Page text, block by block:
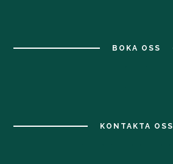
BOKA OSS
KONTAKTA OSS